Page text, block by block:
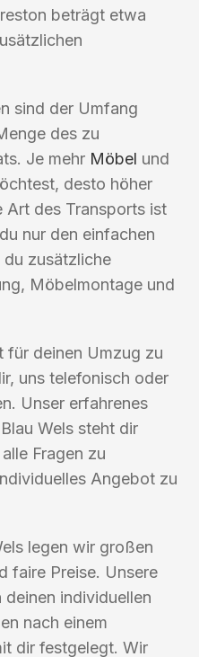
beträgt etwa
sind der Umfang
des zu
Je mehr Möbel und
desto höher
Art des Transports ist
nur den einfachen
zusätzliche
Möbelmontage und
für deinen Umzug zu
uns telefonisch oder
Unser erfahrenes
Wels steht dir
Fragen zu
Angebot zu
legen wir großen
faire Preise. Unsere
individuellen
nach einem
dir festgelegt. Wir